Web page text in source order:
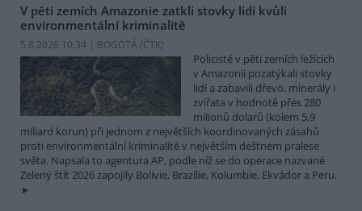
V pěti zemích Amazonie zatkli stovky lidí kvůli
environmentální kriminalitě
5.8.2026 10:34 | BOGOTÁ (ČTK)
Policisté v pěti zemích ležících
v Amazonii pozatýkali stovky
lidí a zabavili dřevo, minerály i
zvířata v hodnotě přes 280
milionů dolarů (kolem 5,9
miliard korun) při jednom z největších koordinovaných zásahů
proti environmentální kriminalitě v největším deštném pralese
světa. Napsala to agentura AP, podle níž se do operace nazvané
Zelený štít 2026 zapojily Bolívie, Brazílie, Kolumbie, Ekvádor a Peru.